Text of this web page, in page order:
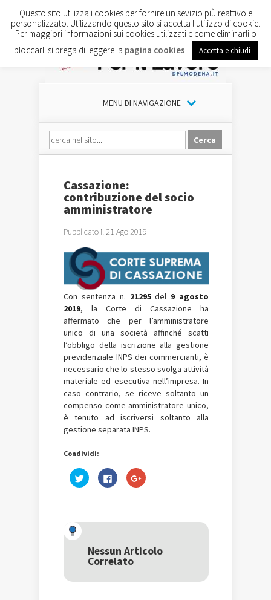
MENU DI NAVIGAZIONE
Cassazione:
contribuzione del socio
amministratore
Pubblicato il 21 Ago 2019
Con sentenza n. 21295del 9 agosto
2019, la Corte di Cassazione ha
affermato che per l’amministratore
unico di una società affinché scatti
l’obbligo della iscrizione alla gestione
previdenziale INPS dei commercianti, è
necessario che lo stesso svolga attività
materiale ed esecutiva nell’impresa. In
caso contrario, se riceve soltanto un
compenso come amministratore unico,
è tenuto ad iscriversi soltanto alla
gestione separata INPS.
Condividi:
Fai
clic
una
nuova
finestra)
Fai
clic
nuova
finestra)
Fai
clic
una
nuova
Nessun Articolo
Correlato
Questo sito utilizza i cookies per fornire un sevizio più reattivo e
personalizzato. Utilizzando questo sito si accetta l'utilizzo di cookie.
Per maggiori informazioni sui cookies utilizzati e come eliminarli o
bloccarli si prega di leggere la pagina cookies Accetta e chiudi